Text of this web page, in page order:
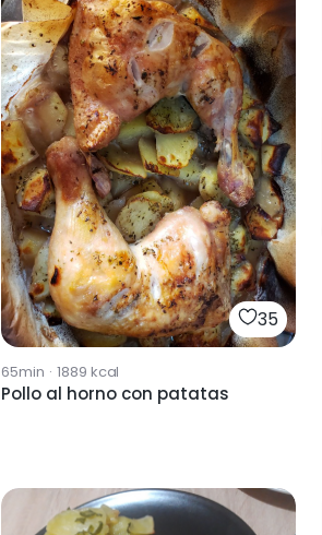
35
65min · 1889 kcal
Pollo al horno con patatas